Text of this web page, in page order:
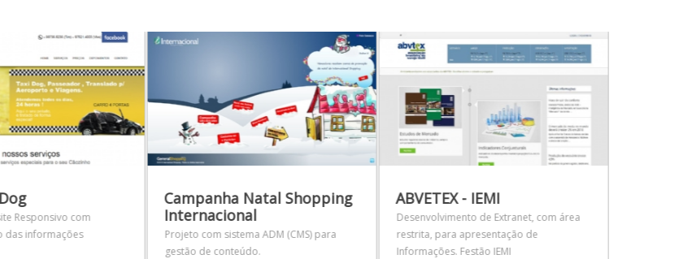
Responsivo com
das informações
Campanha Natal Shopping
Internacional
Projeto com sistema ADM (CMS) para
gestão de conteúdo.
ABVETEX - IEMI
Desenvolvimento de Extranet, com área
restrita, para apresentação de
Informações. Festão IEMI